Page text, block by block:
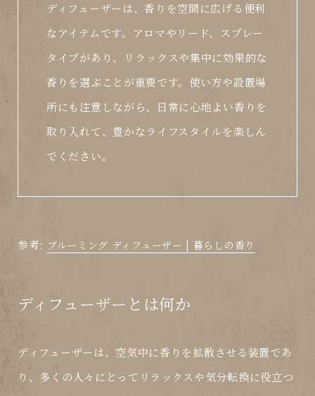
ディフューザーは、香りを空間に広げる便利
なアイテムです。アロマやリード、スプレー
タイプがあり、リラックスや集中に効果的な
香りを選ぶことが重要です。使い方や設置場
所にも注意しながら、日常に心地よい香りを
取り入れて、豊かなライフスタイルを楽しん
でください。
参考: ブルーミング ディフューザー | 暮らしの香り
ディフューザーとは何か
ディフューザーは、空気中に香りを拡散させる装置であ
り、多くの人々にとってリラックスや気分転換に役立つ